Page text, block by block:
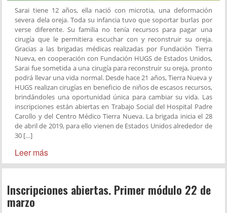
Sarai tiene 12 años, ella nació con microtia, una deformación
severa dela oreja. Toda su infancia tuvo que soportar burlas por
verse diferente. Su familia no tenía recursos para pagar una
cirugía que le permitiera escuchar con y reconstruir su oreja.
Gracias a las brigadas médicas realizadas por Fundación Tierra
Nueva, en cooperación con Fundación HUGS de Estados Unidos,
Sarai fue sometida a una cirugía para reconstruir su oreja, pronto
podrá llevar una vida normal. Desde hace 21 años, Tierra Nueva y
HUGS realizan cirugías en beneficio de niños de escasos recursos,
brindándoles una oportunidad única para cambiar su vida. Las
inscripciones están abiertas en Trabajo Social del Hospital Padre
Carollo y del Centro Médico Tierra Nueva. La brigada inicia el 28
de abril de 2019, para ello vienen de Estados Unidos alrededor de
30 […]
Leer más
Inscripciones abiertas. Primer módulo 22 de
marzo